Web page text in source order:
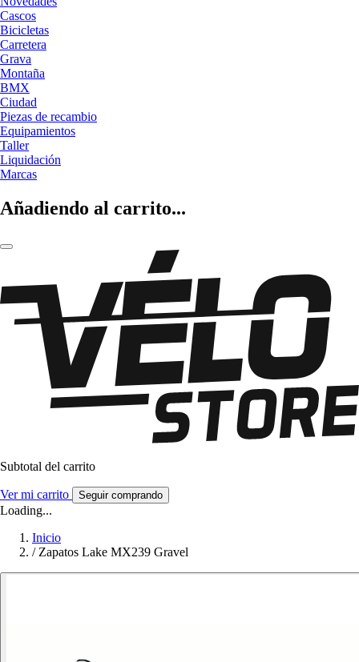
Cascos
Bicicletas
Carretera
Grava
Montaña
BMX
Ciudad
Piezas de recambio
Equipamientos
Taller
Liquidación
Marcas
Añadiendo al carrito...
Subtotal del carrito
Ver mi carrito Seguir comprando
Loading...
Inicio
/ Zapatos Lake MX239 Gravel